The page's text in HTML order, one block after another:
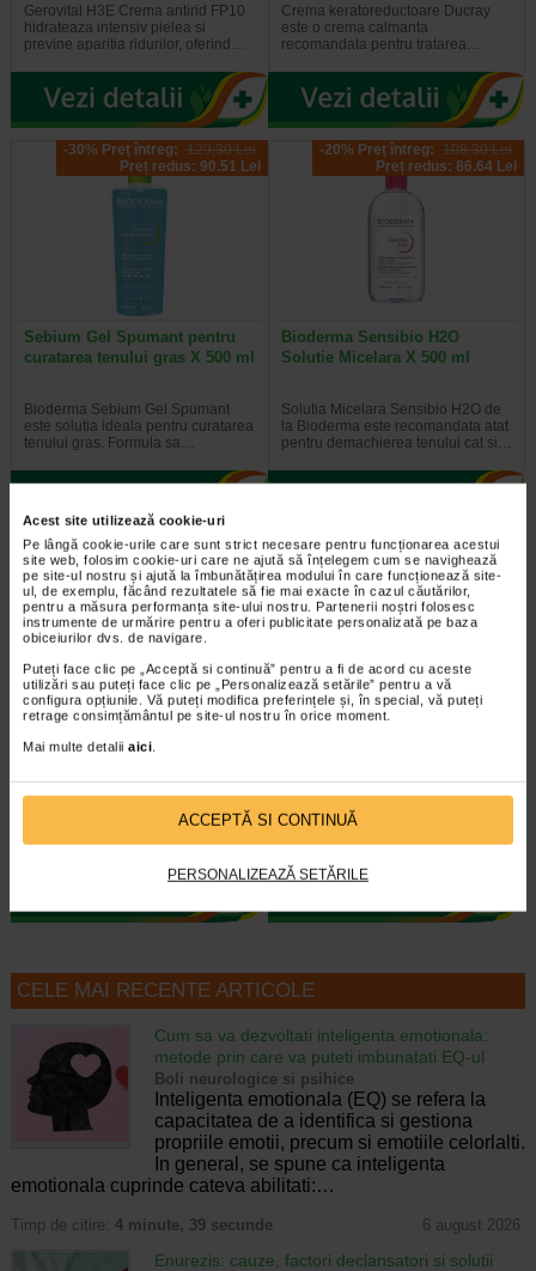
Acest site utilizează cookie-uri
Pe lângă cookie-urile care sunt strict necesare pentru funcționarea acestui
site web, folosim cookie-uri care ne ajută să înțelegem cum se navighează
pe site-ul nostru și ajută la îmbunătățirea modului în care funcționează site-
ul, de exemplu, făcând rezultatele să fie mai exacte în cazul căutărilor,
pentru a măsura performanța site-ului nostru. Partenerii noștri folosesc
instrumente de urmărire pentru a oferi publicitate personalizată pe baza
obiceiurilor dvs. de navigare.
Puteți face clic pe „Acceptă si continuă” pentru a fi de acord cu aceste
utilizări sau puteți face clic pe „Personalizează setările” pentru a vă
configura opțiunile. Vă puteți modifica preferințele și, în special, vă puteți
retrage consimțământul pe site-ul nostru în orice moment.
Mai multe detalii aici.
ACCEPTĂ SI CONTINUĂ
PERSONALIZEAZĂ SETĂRILE
Gerovital H3E Crema antirid FP10
hidrateaza intensiv pielea si
previne aparitia ridurilor, oferind…
Crema keratoreductoare Ducray
este o crema calmanta
recomandata pentru tratarea…
-30% Preț întreg: 129,30 Lei
Preț redus: 90.51 Lei
Sebium Gel Spumant pentru
curatarea tenului gras X 500 ml
Bioderma Sebium Gel Spumant
este solutia ideala pentru curatarea
tenului gras. Formula sa…
-20% Preț întreg: 108.30 Lei
Preț redus: 86.64 Lei
Bioderma Sensibio H2O
Solutie Micelara X 500 ml
Solutia Micelara Sensibio H2O de
la Bioderma este recomandata atat
pentru demachierea tenului cat si…
-40% Preț întreg: 77.90 Lei
Preț redus: 46.74 Lei
acid hialuronic X 10 fiole
Fiolele cu acid hialuronic Gerovital
H3 Evolution de la Farmec SA au
efecte intens hidratante si de…
-40% Preț întreg: 78.20 Lei
Preț redus: 46.92 Lei
Crema este dezvoltata pentru
intretinerea tenurilor ridate, lipsite
de fermitate, tinere sau mature si…
CELE MAI RECENTE ARTICOLE
Cum sa va dezvoltati inteligenta emotionala:
metode prin care va puteti imbunatati EQ-ul
Boli neurologice si psihice
Inteligenta emotionala (EQ) se refera la
capacitatea de a identifica si gestiona
propriile emotii, precum si emotiile celorlalti.
In general, se spune ca inteligenta
emotionala cuprinde cateva abilitati:…
Timp de citire: 4 minute, 39 secunde 6 august 2026
Enurezis: cauze, factori declansatori si solutii